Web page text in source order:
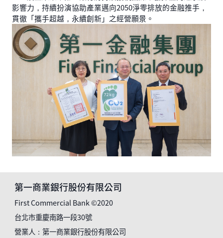
影響力，持續扮演協助產業邁向2050淨零排放的金融推手，
貫徹「攜手超越，永續創新」之經營願景。
第一商業銀行股份有限公司
First Commercial Bank ©2020
台北市重慶南路一段30號
營業人：第一商業銀行股份有限公司